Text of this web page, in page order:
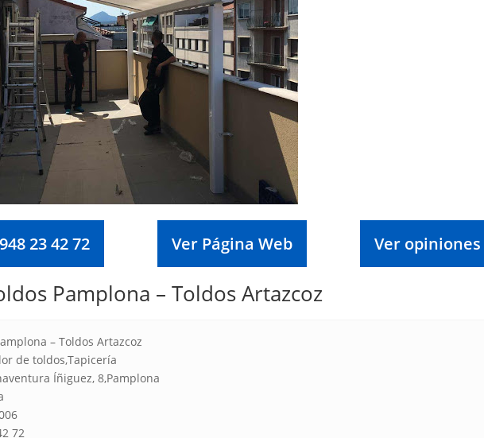
23 42 72 Ver Página Web Ver opiniones
Pamplona – Toldos Artazcoz
– Toldos Artazcoz
de toldos,Tapicería
Íñiguez, 8,Pamplona
72